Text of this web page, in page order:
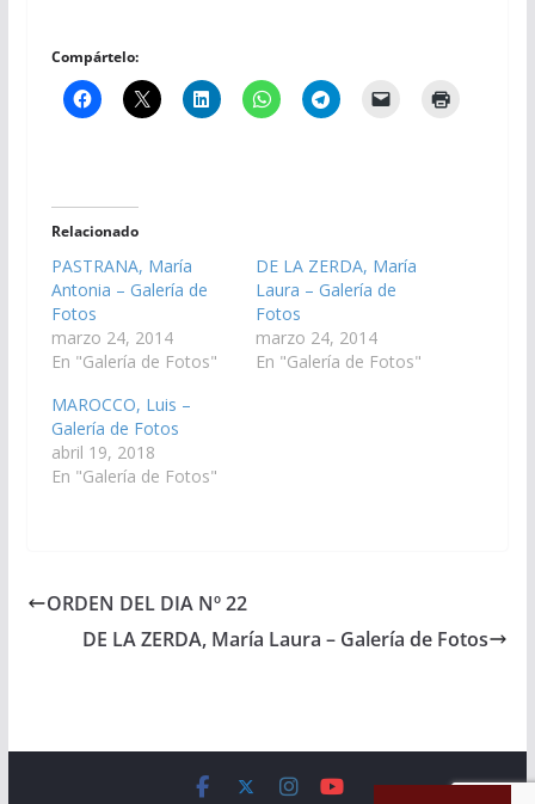
Compártelo:
Relacionado
PASTRANA, María
Antonia – Galería de
Fotos
marzo 24, 2014
En "Galería de Fotos"
DE LA ZERDA, María
Laura – Galería de
Fotos
marzo 24, 2014
En "Galería de Fotos"
MAROCCO, Luis –
Galería de Fotos
abril 19, 2018
En "Galería de Fotos"
ORDEN DEL DIA Nº 22
DE LA ZERDA, María Laura – Galería de Fotos